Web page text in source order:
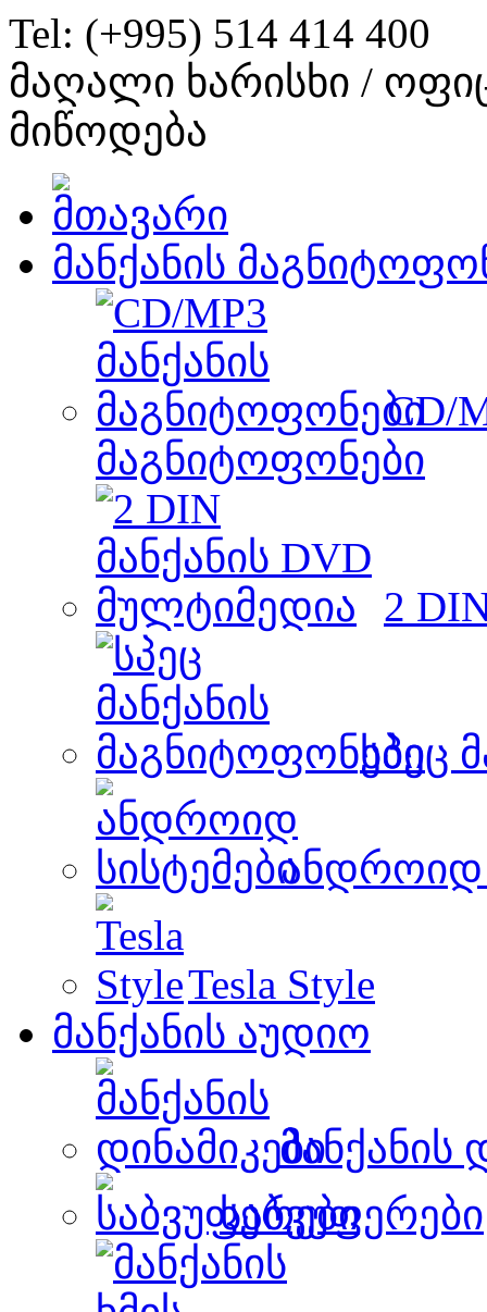
Tel: (+995) 514 414 400
მაღალი ხარისხი /
მიწოდება
მანქანის
CD/
მაგნიტოფონები
2
სპეც
ანდროიდ
Tesla Style
მანქანის აუდიო
მანქანის
საბვუფერები